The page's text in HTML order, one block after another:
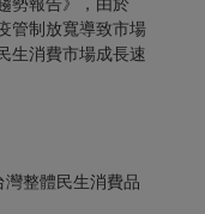
管制放寬導致市場
生消費市場成長速
灣整體民生消費品